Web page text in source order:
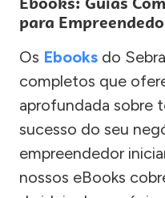
para
Os Ebooks do
completos que
aprofundada sobre
sucesso do seu
empreendedor
nossos eBooks